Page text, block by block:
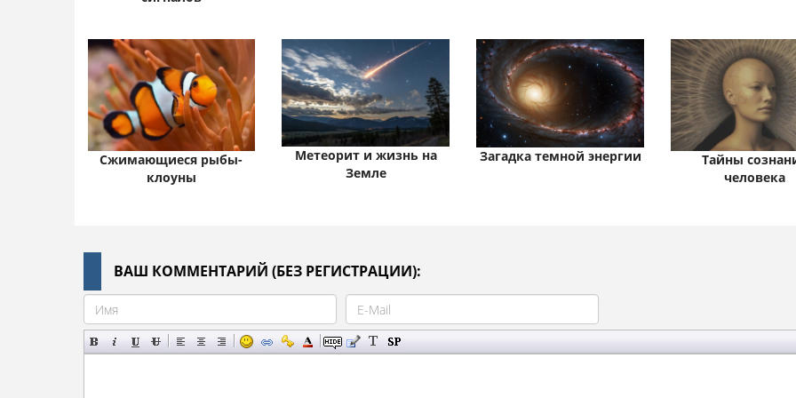
Сжимающиеся рыбы-
клоуны
Метеорит и жизнь на
Земле
Загадка темной энергии
Тайны
человека
ВАШ КОММЕНТАРИЙ (БЕЗ РЕГИСТРАЦИИ):